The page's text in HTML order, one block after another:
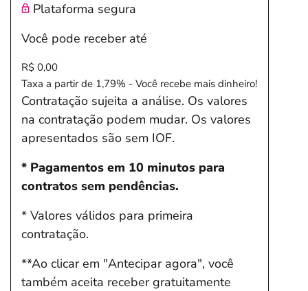
Plataforma segura
Você pode receber até
R$ 0,00
Taxa a partir de 1,79% - Você recebe mais dinheiro!
Contratação sujeita a análise. Os valores
na contratação podem mudar. Os valores
apresentados são sem IOF.
* Pagamentos em 10 minutos para
contratos sem pendências.
* Valores válidos para primeira
contratação.
**Ao clicar em "Antecipar agora", você
também aceita receber gratuitamente